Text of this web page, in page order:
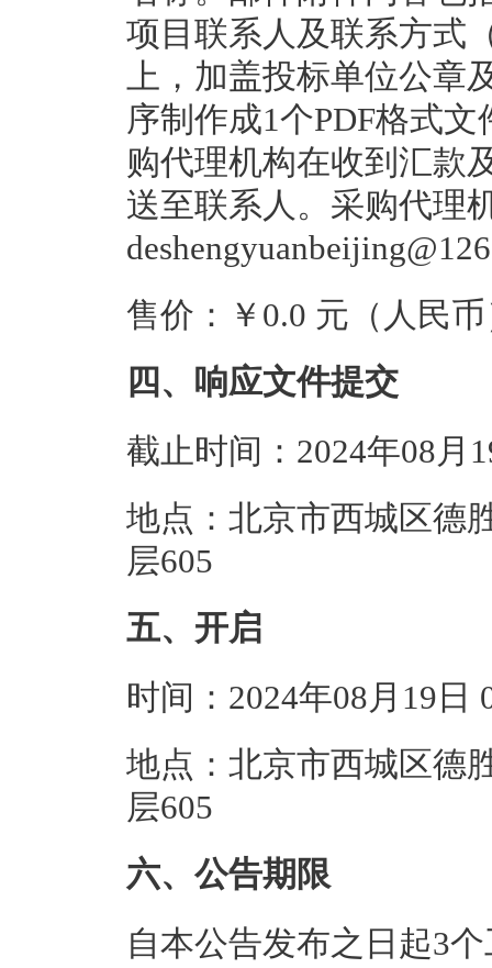
项目联系人及联系方式
上，加盖投标单位公
序制作成1个PDF格式
购代理机构在收到汇款
送至联系人。采购代理
售价：￥0.0 元（人民
四、响应文件提交
截止时间：2024年08月
地点：北京市西城区德
层605
五、开启
时间：2024年08月19日
地点：北京市西城区德
层605
六、公告期限
自本公告发布之日起3